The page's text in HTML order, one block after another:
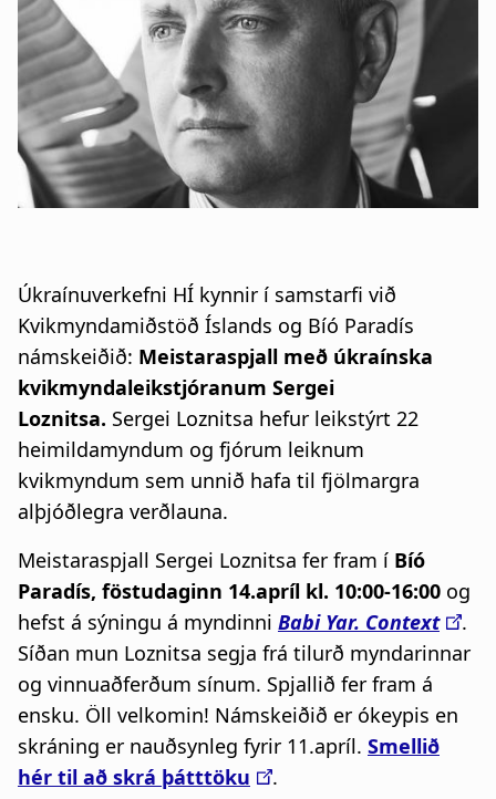
Úkraínuverkefni HÍ kynnir í samstarfi við
Kvikmyndamiðstöð Íslands og Bíó Paradís
námskeiðið: Meistaraspjall með úkraínska
kvikmyndaleikstjóranum Sergei
Loznitsa. Sergei Loznitsa hefur leikstýrt 22
heimildamyndum og fjórum leiknum
kvikmyndum sem unnið hafa til fjölmargra
alþjóðlegra verðlauna.
Meistaraspjall Sergei Loznitsa fer fram í Bíó
Paradís, föstudaginn 14.apríl kl. 10:00-16:00 og
hefst á sýningu á myndinni Babi Yar. Context
.
Síðan mun Loznitsa segja frá tilurð myndarinnar
og vinnuaðferðum sínum. Spjallið fer fram á
ensku. Öll velkomin! Námskeiðið er ókeypis en
skráning er nauðsynleg fyrir 11.apríl. Smellið
hér til að skrá þátttöku
.